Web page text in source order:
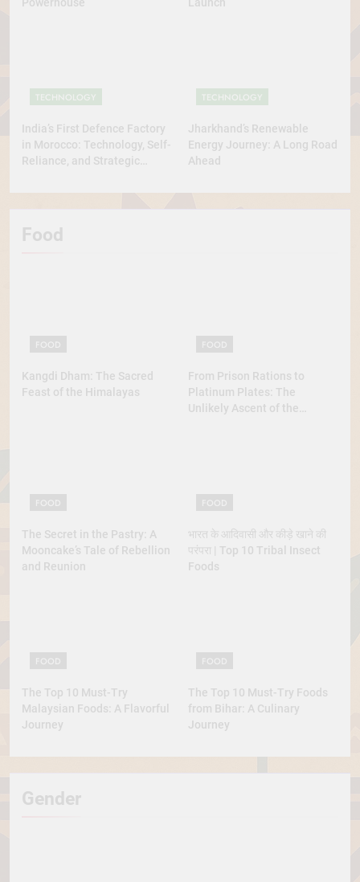
TECHNOLOGY
India’s First Defence Factory
in Morocco: Technology, Self-
Reliance, and Strategic
TECHNOLOGY
Jharkhand’s Renewable
Energy Journey: A Long Road
Ahead
Food
Kangdi Dham: The Sacred
Feast of the Himalayas
From Prison Rations to
Platinum Plates: The
Unlikely Ascent of the
The Secret in the Pastry: A
Mooncake’s Tale of Rebellion
and Reunion
भारत के आदिवासी और कीड़े खाने की
परंपरा | Top 10 Tribal Insect
Foods
The Top 10 Must-Try
Malaysian Foods: A Flavorful
Journey
The Top 10 Must-Try Foods
from Bihar: A Culinary
Journey
Gender